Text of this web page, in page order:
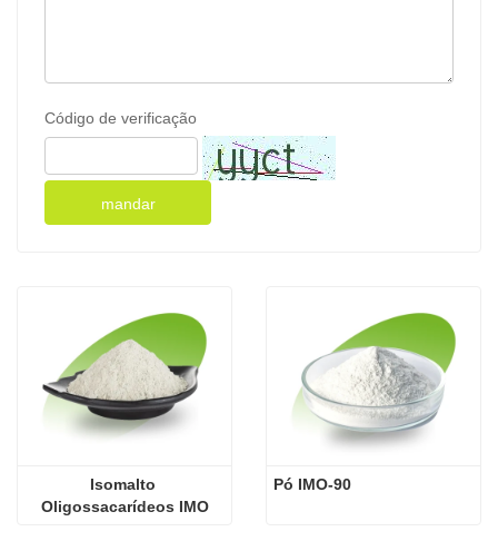
Código de verificação
mandar
Isomalto
Oligossacarídeos IMO
Pó IMO-90